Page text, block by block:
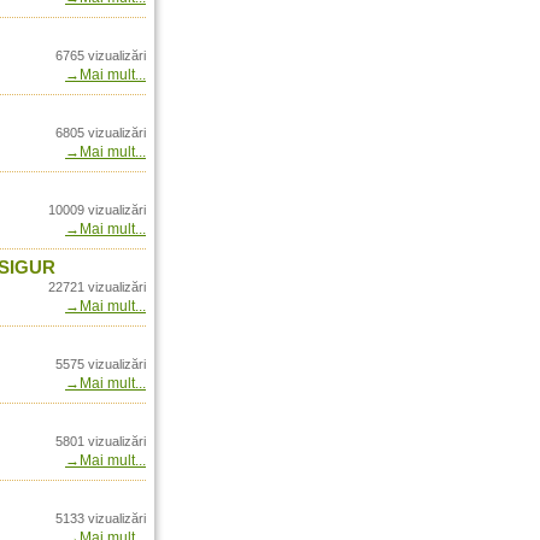
in Romania din vara
doar prin Arrow
doar prin Arrow
Romania prin Arrow
- In Romania
in Romania doar prin
International
doar prin
unic Blaser
doar prin Arrow
6765 vizualizări
→Mai mult...
6805 vizualizări
→Mai mult...
10009 vizualizări
→Mai mult...
22721 vizualizări
→Mai mult...
5575 vizualizări
→Mai mult...
5801 vizualizări
→Mai mult...
5133 vizualizări